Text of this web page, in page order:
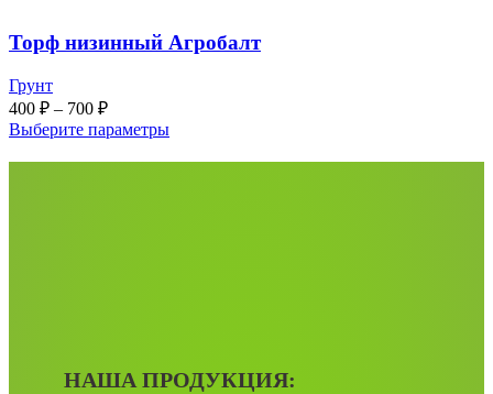
Торф низинный Агробалт
Грунт
400 ₽ – 700 ₽
Выберите параметры
НАША ПРОДУКЦИЯ: